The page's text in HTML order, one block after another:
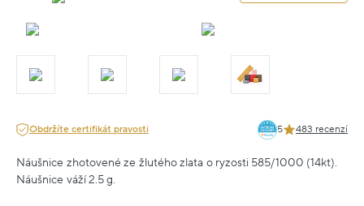
Obdržíte certifikát pravosti 5 483 recenzí
Náušnice zhotovené ze žlutého zlata o ryzosti 585/1000 (14kt).
Náušnice váží 2.5 g.